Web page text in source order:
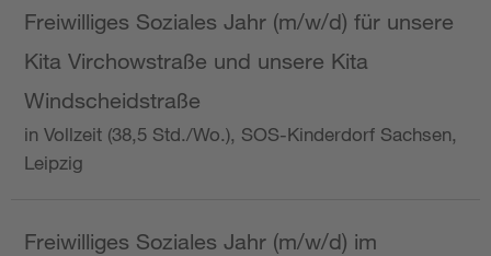
Freiwilliges Soziales Jahr (m/w/d) für unsere
Kita Virchowstraße und unsere Kita
Windscheidstraße
in Vollzeit (38,5 Std./Wo.), SOS-Kinderdorf Sachsen,
Leipzig
Freiwilliges Soziales Jahr (m/w/d) im